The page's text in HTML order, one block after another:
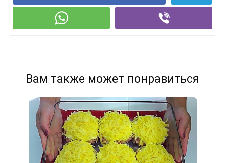
Вам также может понравиться